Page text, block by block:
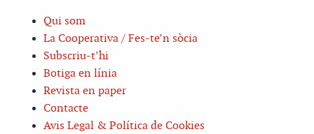
Qui som
La Cooperativa / Fes-te’n sòcia
Subscriu-t’hi
Botiga en línia
Revista en paper
Contacte
Avis Legal & Política de Cookies